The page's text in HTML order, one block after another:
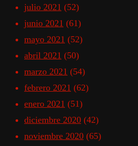
julio 2021 (52)
junio 2021 (61)
mayo 2021 (52)
abril 2021 (50)
marzo 2021 (54)
febrero 2021 (62)
enero 2021 (51)
diciembre 2020 (42)
noviembre 2020 (65)